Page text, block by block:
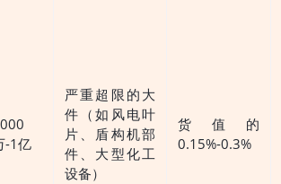
-1亿
严重超限的大
件（如风电叶
片、盾构机部
件、大型化工
设备）
货值的
0.15%-0.3%